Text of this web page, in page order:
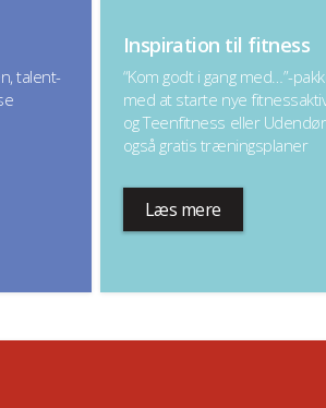
talent-
Inspiration til fitness
“Kom godt i gang med…”-
med at starte nye
og Teenfitness eller
også gratis træningsplaner
Læs mere